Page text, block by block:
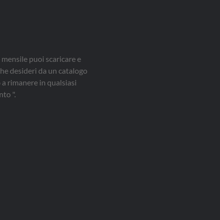
puoi scaricare e
desideri da un catalogo
rimanere in qualsiasi
".